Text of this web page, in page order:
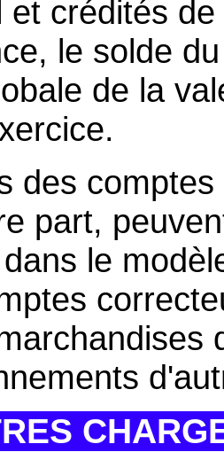
et crédités
le solde
de la
des
part,
le